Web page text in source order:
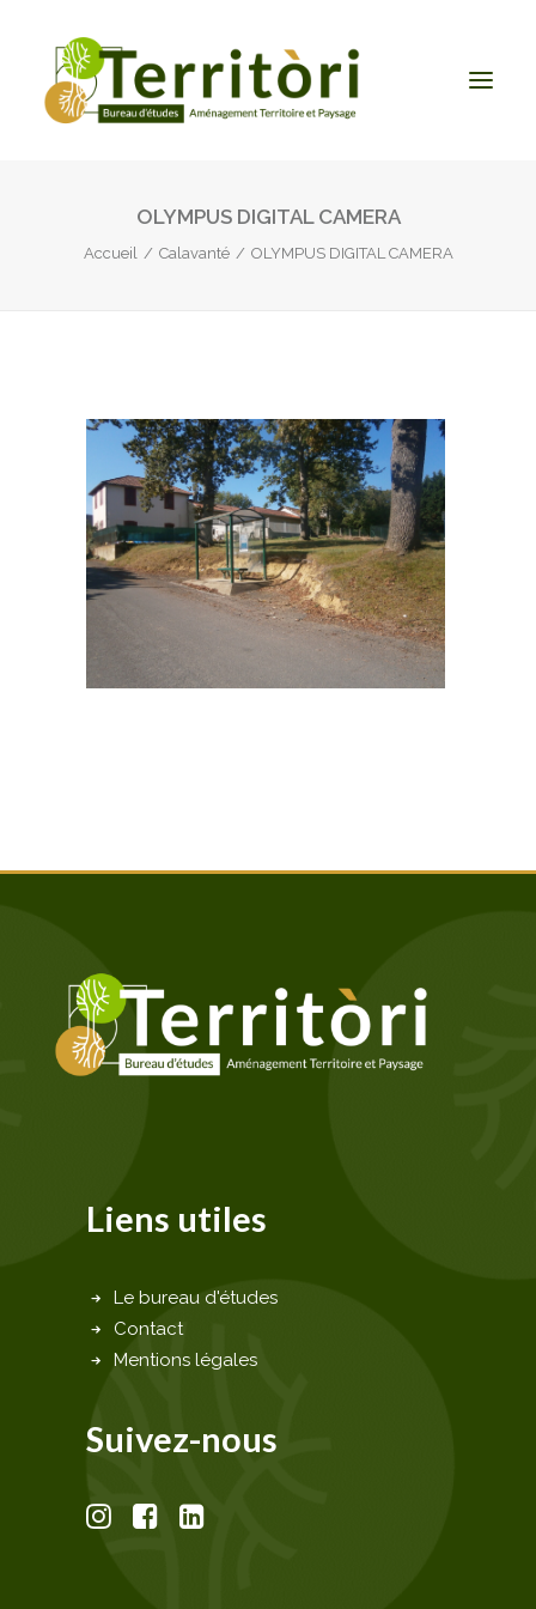
LE BUREAU
OLYMPUS DIGITAL CAMERA
Accueil Calavanté OLYMPUS DIGITAL CAMERA
Liens utiles
Le bureau d'études
Contact
Mentions légales
Suivez-nous